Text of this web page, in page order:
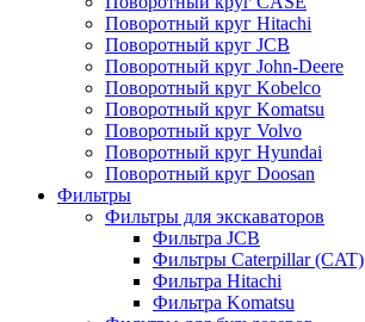
Поворотный круг Hitachi
Поворотный круг JCB
Поворотный круг John-Deere
Поворотный круг Kobelco
Поворотный круг Komatsu
Поворотный круг Volvo
Поворотный круг Hyundai
Поворотный круг Doosan
Фильтры
Фильтры для экскаваторов
Фильтра JCB
Фильтры Caterpillar (CAT)
Фильтра Hitachi
Фильтра Komatsu